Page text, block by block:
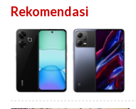
Rekomendasi